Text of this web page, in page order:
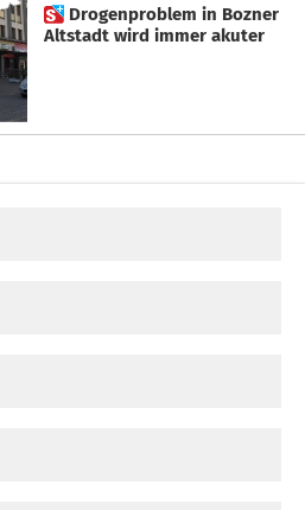
 Drogenproblem in Bozner
Altstadt wird immer akuter